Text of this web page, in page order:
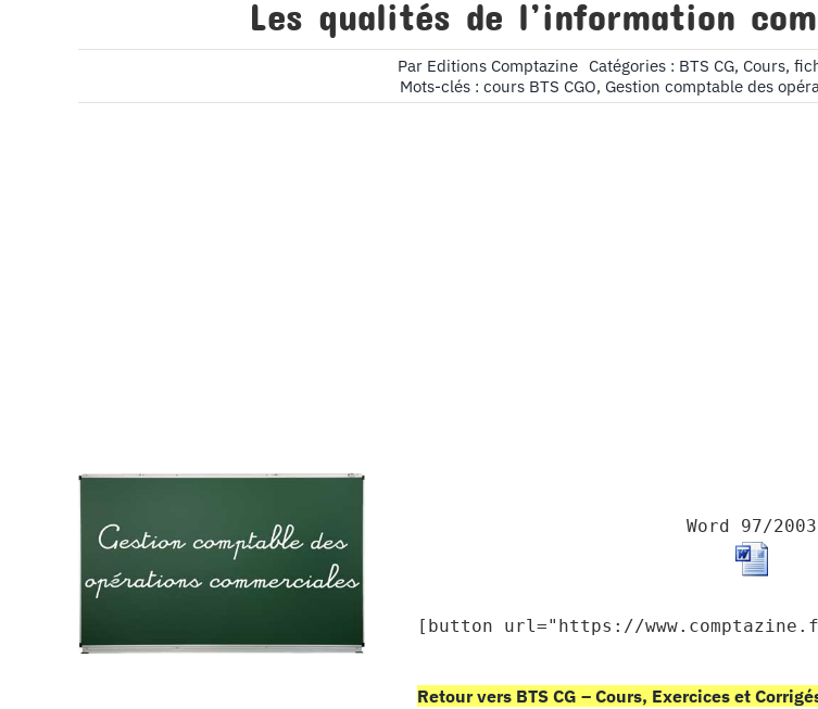
Les qualités de l’information
Par Editions Comptazine Catégories : BTS CG, Cours,
Mots-clés : cours BTS CGO, Gestion comptable des
Word 97/2003
[button url="https://
Retour vers BTS CG – Cours, Exercices et